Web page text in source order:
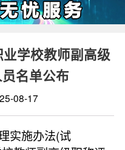
学校教师副高级
名单公布
08-17
实施办法(试